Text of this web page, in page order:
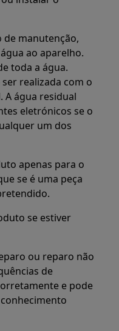
de manutenção,
ao aparelho.
toda a água.
realizada com o
A água residual
eletrónicos se o
um dos
apenas para o
se é uma peça
se estiver
ou reparo não
de
e pode